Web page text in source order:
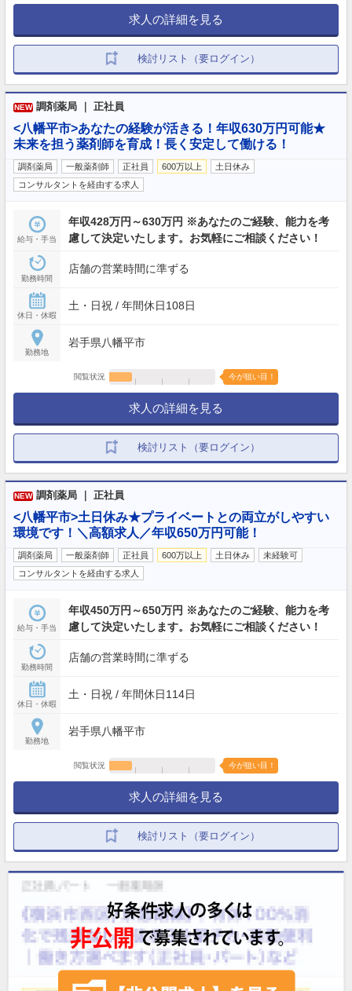
求人の詳細を見る
検討リスト（要ログイン）
NEW 調剤薬局 ｜ 正社員
<八幡平市>あなたの経験が活きる！年収630万円可能★
未来を担う薬剤師を育成！長く安定して働ける！
調剤薬局 一般薬剤師 正社員 600万以上
土日休み
コンサルタントを経由する求人
給与・手当
年収428万円～630万円 ※あなたのご経験、能力を考
慮して決定いたします。お気軽にご相談ください！
勤務時間
店舗の営業時間に準ずる
休日・休暇
土・日祝 / 年間休日108日
勤務地
岩手県八幡平市
閲覧状況 今が狙い目！
求人の詳細を見る
検討リスト（要ログイン）
NEW 調剤薬局 ｜ 正社員
<八幡平市>土日休み★プライベートとの両立がしやすい
環境です！＼高額求人／年収650万円可能！
調剤薬局 一般薬剤師 正社員 600万以上 土日休み
未経験可
コンサルタントを経由する求人
給与・手当
年収450万円～650万円 ※あなたのご経験、能力を考
慮して決定いたします。お気軽にご相談ください！
勤務時間
店舗の営業時間に準ずる
休日・休暇
土・日祝 / 年間休日114日
勤務地
岩手県八幡平市
閲覧状況 今が狙い目！
求人の詳細を見る
検討リスト（要ログイン）